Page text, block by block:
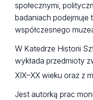
społecznymi,
badaniach podejmuje
współczesnego
W Katedrze Historii
wykłada przedmioty
XIX–XX wieku oraz z
Jest autorką prac